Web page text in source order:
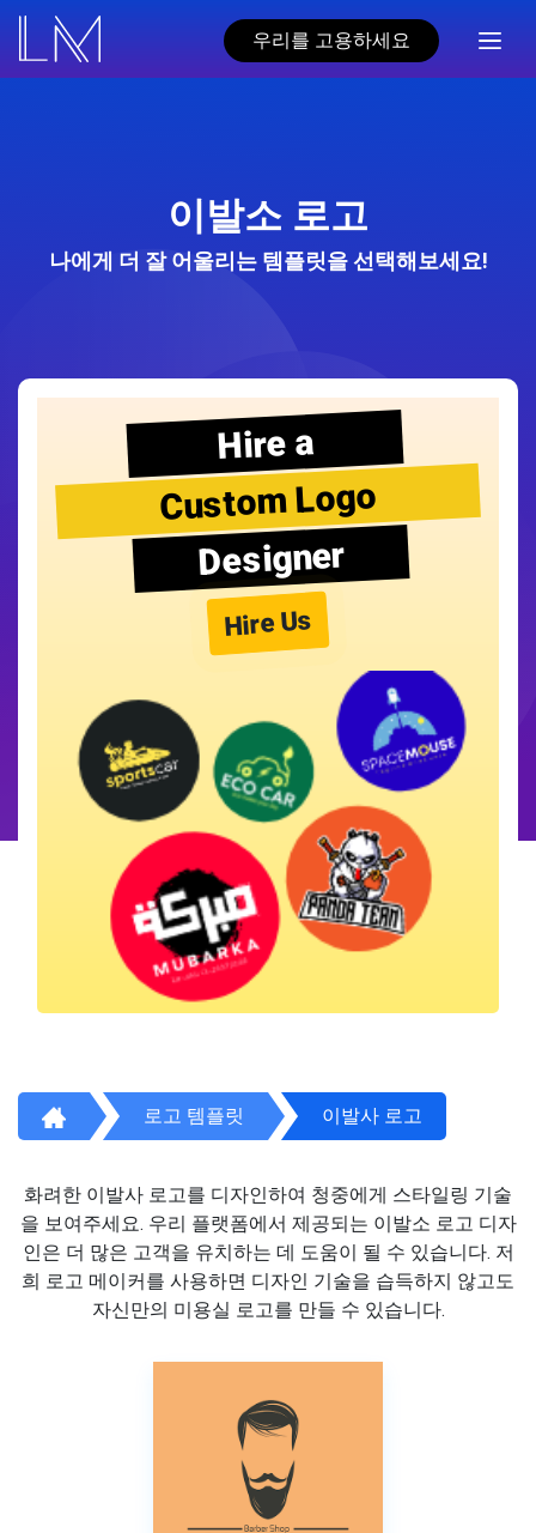
우리를 고용하세요
이발소 로고
나에게 더 잘 어울리는 템플릿을 선택해보세요!
Hire a
Custom Logo
Designer
Hire Us
로고 템플릿 이발사 로고
화려한 이발사 로고를 디자인하여 청중에게 스타일링 기술
을 보여주세요. 우리 플랫폼에서 제공되는 이발소 로고 디자
인은 더 많은 고객을 유치하는 데 도움이 될 수 있습니다. 저
희 로고 메이커를 사용하면 디자인 기술을 습득하지 않고도
자신만의 미용실 로고를 만들 수 있습니다.